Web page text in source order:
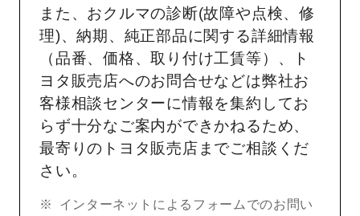
また、おクルマの診断(故障や点検、修
理)、納期、純正部品に関する詳細情報
（品番、価格、取り付け工賃等）、ト
ヨタ販売店へのお問合せなどは弊社お
客様相談センターに情報を集約してお
らず十分なご案内ができかねるため、
最寄りのトヨタ販売店までご相談くだ
さい。
インターネットによるフォームでのお問い